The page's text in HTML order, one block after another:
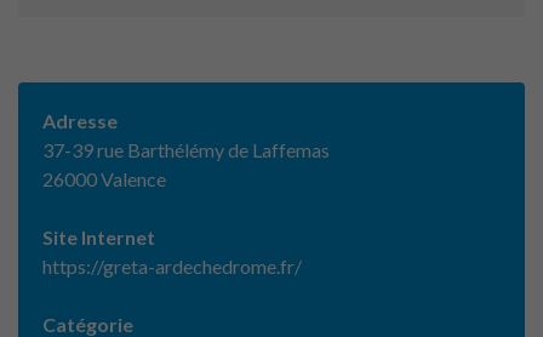
Adresse
37-39 rue Barthélémy de Laffemas
26000 Valence
Site Internet
https://greta-ardechedrome.fr/
Catégorie